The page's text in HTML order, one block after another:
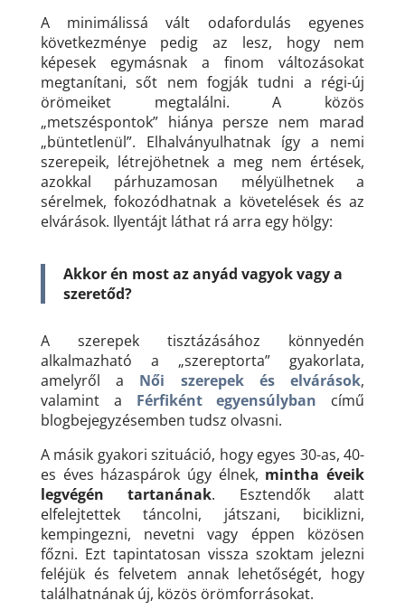
A minimálissá vált odafordulás egyenes
következménye pedig az lesz, hogy nem
képesek egymásnak a finom változásokat
megtanítani, sőt nem fogják tudni a régi-új
örömeiket megtalálni. A közös
„metszéspontok” hiánya persze nem marad
„büntetlenül”. Elhalványulhatnak így a nemi
szerepeik, létrejöhetnek a meg nem értések,
azokkal párhuzamosan mélyülhetnek a
sérelmek, fokozódhatnak a követelések és az
elvárások. Ilyentájt láthat rá arra egy hölgy:
Akkor én most az anyád vagyok vagy a
szeretőd?
A szerepek tisztázásához könnyedén
alkalmazható a „szereptorta” gyakorlata,
amelyről a Női szerepek és elvárások,
valamint a Férfiként egyensúlyban című
blogbejegyzésemben tudsz olvasni.
A másik gyakori szituáció, hogy egyes 30-as, 40-
es éves házaspárok úgy élnek, mintha éveik
legvégén tartanának. Esztendők alatt
elfelejtettek táncolni, játszani, biciklizni,
kempingezni, nevetni vagy éppen közösen
főzni. Ezt tapintatosan vissza szoktam jelezni
feléjük és felvetem annak lehetőségét, hogy
találhatnának új, közös örömforrásokat.